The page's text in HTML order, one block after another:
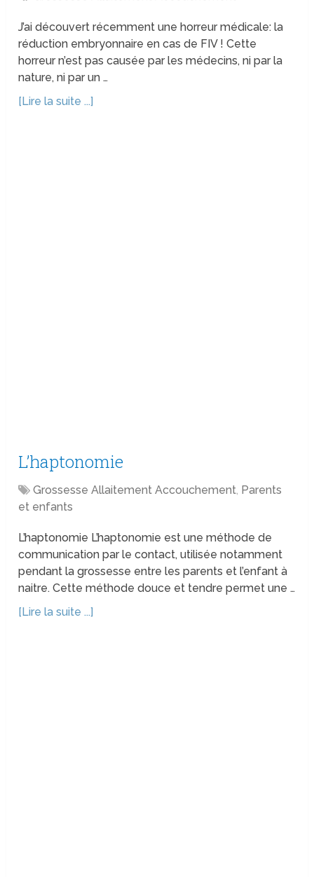
J’ai découvert récemment une horreur médicale: la
réduction embryonnaire en cas de FIV ! Cette
horreur n’est pas causée par les médecins, ni par la
nature, ni par un …
[Lire la suite ...]
L’haptonomie
Grossesse Allaitement Accouchement, Parents
et enfants
L’haptonomie L’haptonomie est une méthode de
communication par le contact, utilisée notamment
pendant la grossesse entre les parents et l’enfant à
naitre. Cette méthode douce et tendre permet une …
[Lire la suite ...]